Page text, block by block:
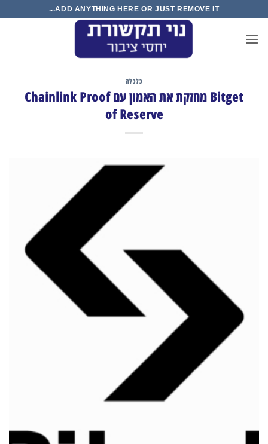
ADD ANYTHING HERE OR JUST REMOVE IT...
כלכלה
Bitget מחזקת את האמון עם Chainlink Proof
of Reserve